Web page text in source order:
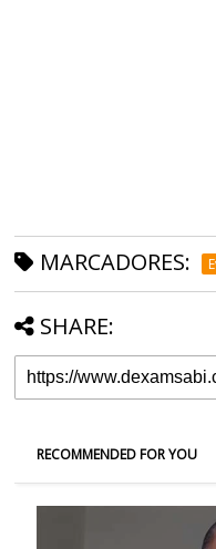
MARCADORES:
SHARE:
RECOMMENDED FOR YOU